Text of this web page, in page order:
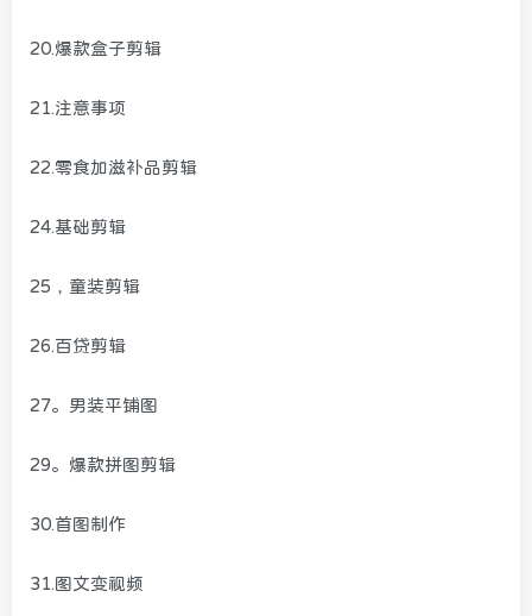
20.爆款盒子剪辑
21.注意事项
22.零食加滋补品剪辑
24.基础剪辑
25，童装剪辑
26.百贷剪辑
27。男装平铺图
29。爆款拼图剪辑
30.首图制作
31.图文变视频